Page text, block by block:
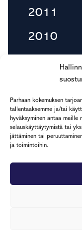
Parhaan kokemuksen
tallentaaksemme ja/tai
hyväksyminen antaa
selauskäyttäytymistä tai
jättäminen tai
ja toimintoihin.
2011
2010
puh. 044 7799 277
Rekisteri- ja